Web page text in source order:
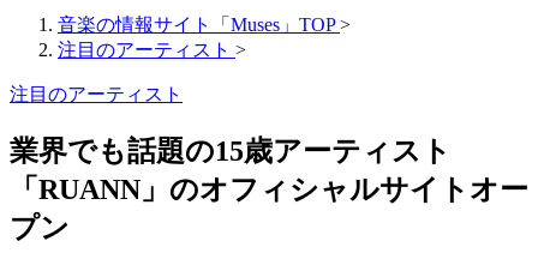
音楽の情報サイト「Muses」TOP >
注目のアーティスト >
注目のアーティスト
業界でも話題の15歳アーティスト
「RUANN」のオフィシャルサイトオー
プン